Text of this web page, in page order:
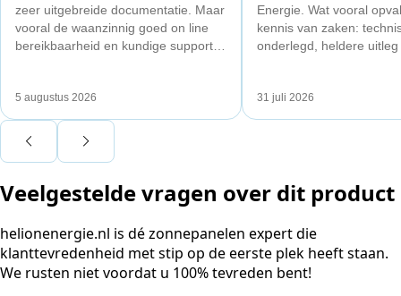
zeer uitgebreide documentatie. Maar
vooral de waanzinnig goed on line
bereikbaarheid en kundige support
5 augustus 2026
Energie. Wat vooral
kennis van zaken:
onderlegd, heldere
Ook de nazorg is
aansluiting via de
betekende een fors
bereikten we hetzelfde
kwart van die kosten,
noodstroom voor de
31 juli 2026
Veelgestelde vragen over dit product
helionenergie.nl is dé zonnepanelen expert die
klanttevredenheid met stip op de eerste plek heeft staan.
We rusten niet voordat u 100% tevreden bent!